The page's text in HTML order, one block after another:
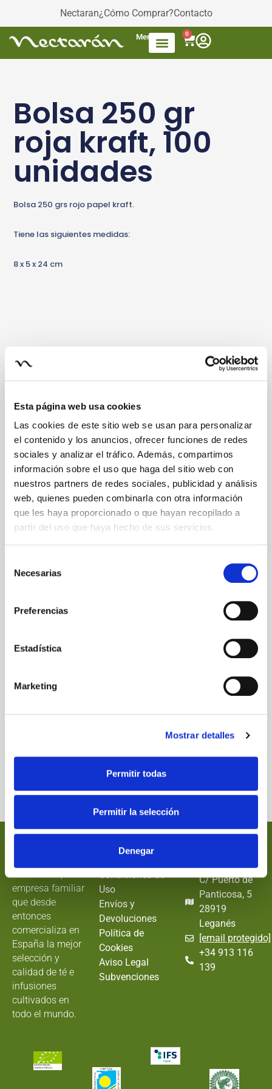
Esta página web usa cookies
Las cookies de este sitio web se usan para personalizar
el contenido y los anuncios, ofrecer funciones de redes
sociales y analizar el tráfico. Además, compartimos
información sobre el uso que haga del sitio web con
nuestros partners de redes sociales, publicidad y análisis
web, quienes pueden combinarla con otra información
que les haya proporcionado o que hayan recopilado a
partir del uso que haya hecho de sus servicios.
Necesarias
Preferencias
Estadística
Marketing
Mostrar detalles
Permitir todas
Permitir la selección
Denegar
Nectaran¿Cómo Comprar?Contacto
Menú 0
Bolsa 250 gr
roja kraft, 100
unidades
Bolsa 250 grs rojo papel kraft.
Tiene las siguientes medidas:
8 x 5 x 24 cm
Nectarán
NECTARÁN, una
empresa familiar
que desde
entonces
comercializa en
España la mejor
selección y
calidad de té e
infusiones
cultivados en
todo el mundo.
Información
Términos y
Condiciones de
Uso
Envíos y
Devoluciones
Política de
Cookies
Aviso Legal
Subvenciones
EStamos
C/ Puerto de
Panticosa, 5
28919
Leganés
[email protegido]
+34 913 116
139